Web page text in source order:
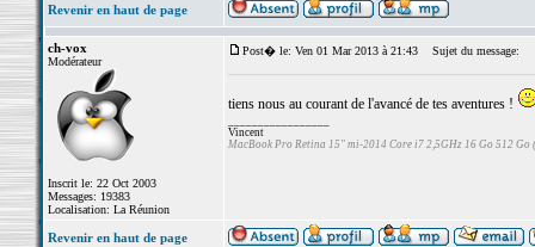
Revenir en haut de page
ch-vox
Modérateur
Inscrit le: 22 Oct 2003
Messages: 19383
Localisation: La Réunion
Post� le: Ven 01 Mar 2013 à 21:43 Sujet du message:
tiens nous au courant de l'avancé de tes aventures !
Vincent
MacBook Pro Retina 15" mi-2014 Core i7 2,5GHz 16 Go 512 Go
Revenir en haut de page